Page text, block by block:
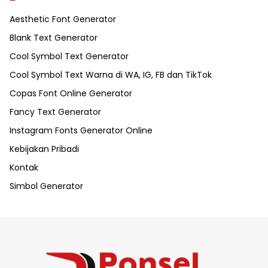
Aesthetic Font Generator
Blank Text Generator
Cool Symbol Text Generator
Cool Symbol Text Warna di WA, IG, FB dan TikTok
Copas Font Online Generator
Fancy Text Generator
Instagram Fonts Generator Online
Kebijakan Pribadi
Kontak
Simbol Generator